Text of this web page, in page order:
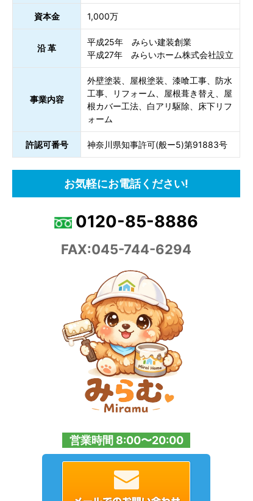
資本金 1,000万
沿 革
平成25年 みらい建装創業
平成27年 みらいホーム株式会社設立
事業内容
外壁塗装、屋根塗装、漆喰工事、防水
工事、リフォーム、屋根葺き替え、屋
根カバー工法、白アリ駆除、床下リフ
ォーム
許認可番号 神奈川県知事許可(般ー5)第91883号
お気軽にお電話ください!
0120-85-8886
FAX:045-744-6294
営業時間 8:00〜20:00